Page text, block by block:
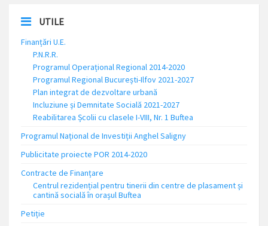
UTILE
Finanțări U.E.
P.N.R.R.
Programul Operațional Regional 2014-2020
Programul Regional București-Ilfov 2021-2027
Plan integrat de dezvoltare urbană
Incluziune și Demnitate Socială 2021-2027
Reabilitarea Școlii cu clasele I-VIII, Nr. 1 Buftea
Programul Național de Investiții Anghel Saligny
Publicitate proiecte POR 2014-2020
Contracte de Finanțare
Centrul rezidențial pentru tinerii din centre de plasament și
cantină socială în orașul Buftea
Petiție